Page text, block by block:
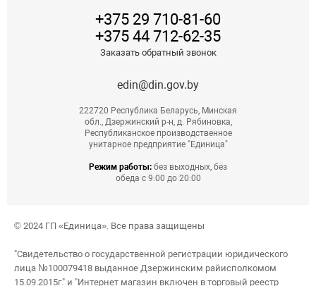
+375 29 710-81-60
+375 44 712-62-35
Заказать обратный звонок
edin@din.gov.by
222720 Республика Беларусь, Минская
обл., Дзержинский р-н, д. Рябиновка,
Республиканское производственное
унитарное предприятие "Единица"
Режим работы: без выходных, без
обеда с 9:00 до 20:00
© 2024 ГП «Единица». Все права защищены
"Свидетельство о государственной регистрации юридического
лица №100079418 выданное Дзержинским райисполкомом
15.09.2015г." и "Интернет магазин включен в торговый реестр